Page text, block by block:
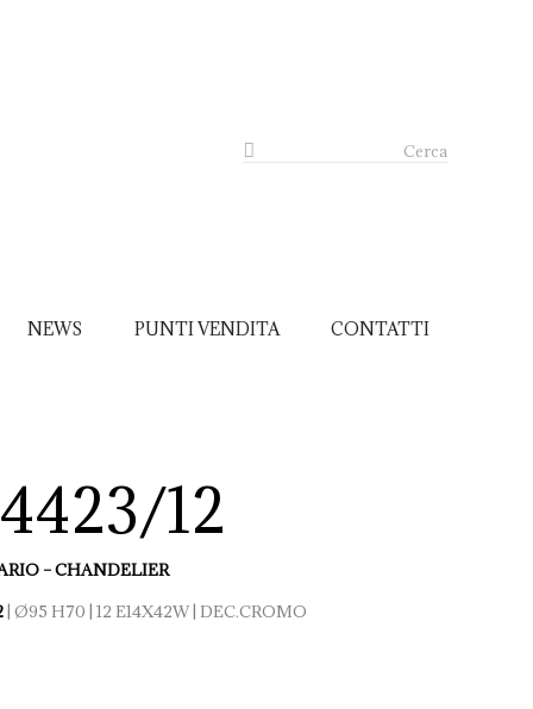
Cerca
NEWS PUNTI VENDITA CONTATTI
12
– CHANDELIER
| Ø95 H70 | 12 E14X42W | DEC.CROMO